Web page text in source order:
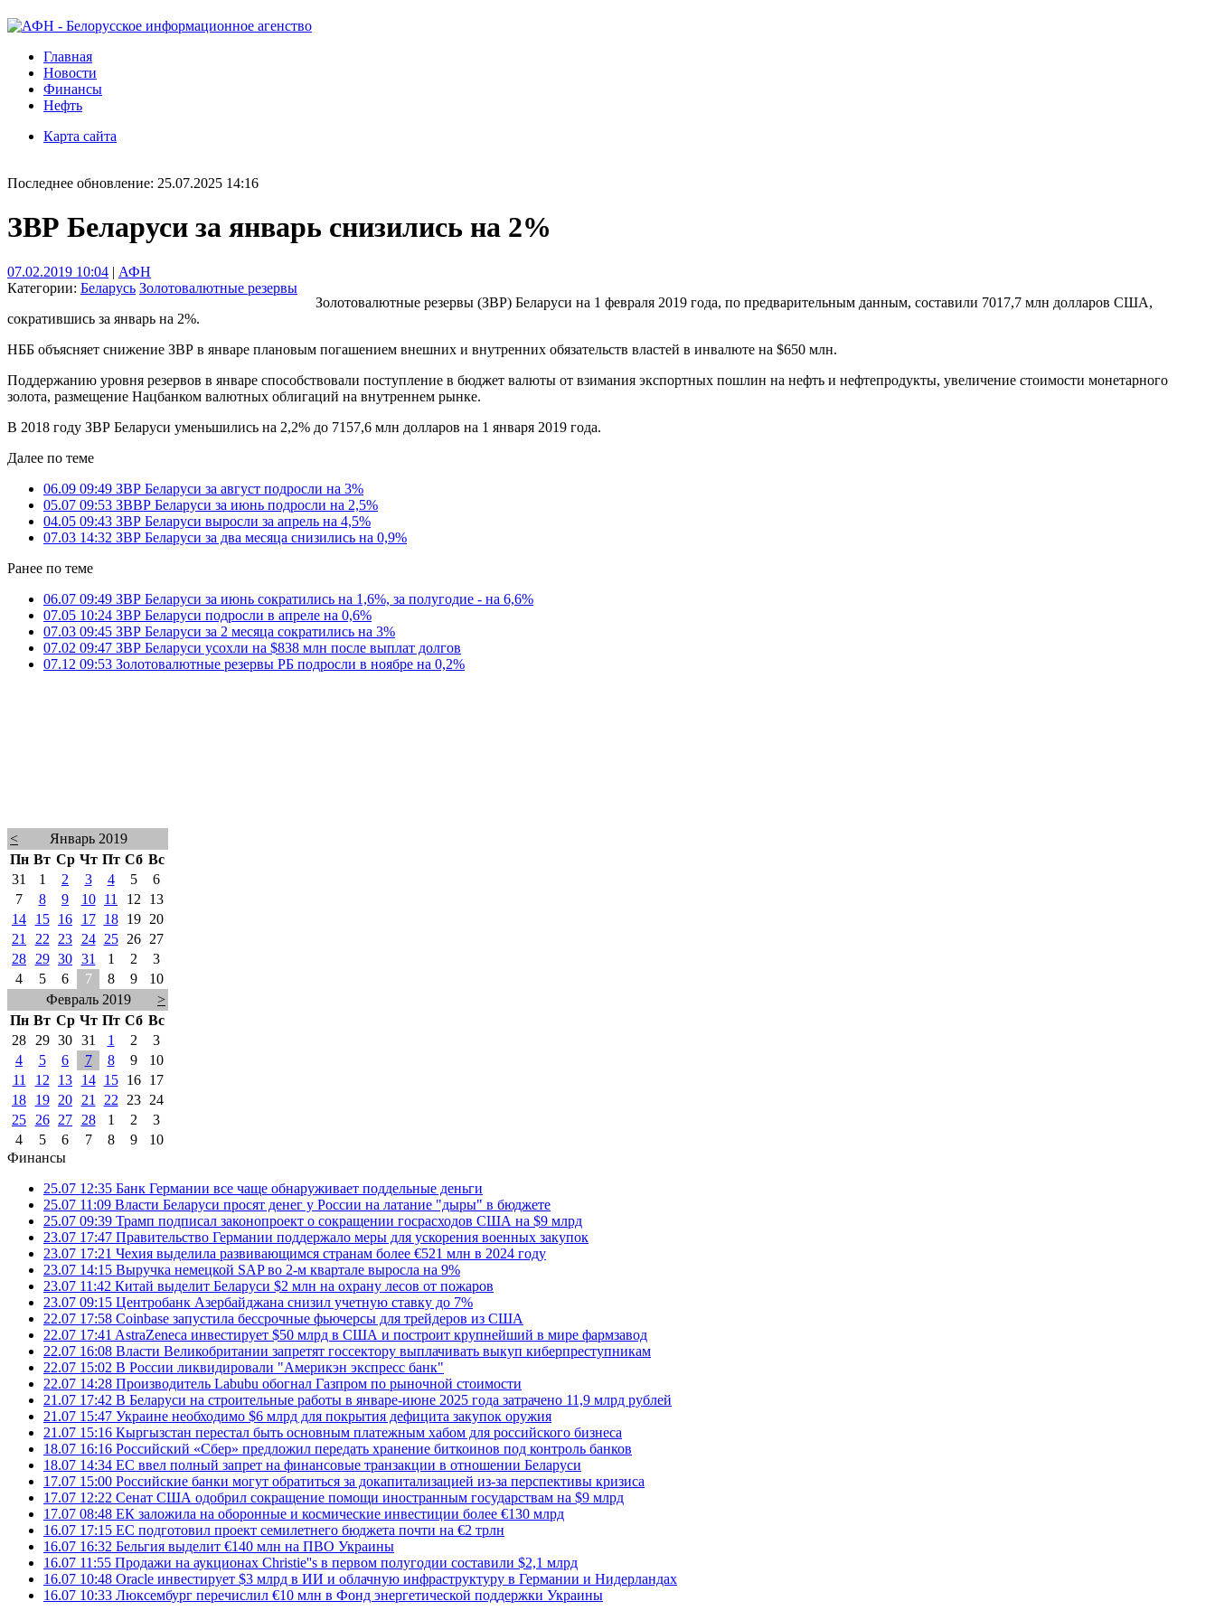
Главная
Новости
Финансы
Нефть
Карта сайта
Последнее обновление: 25.07.2025 14:16
ЗВР Беларуси за январь снизились на 2%
07.02.2019 10:04 | АФН
Категории: Беларусь Золотовалютные резервы
Золотовалютные резервы (ЗВР) Беларуси на 1 февраля 2019 года, по предварительным данным, составили 7017,7 млн долларов США,
сократившись за январь на 2%.
НББ объясняет снижение ЗВР в январе плановым погашением внешних и внутренних обязательств властей в инвалюте на $650 млн.
Поддержанию уровня резервов в январе способствовали поступление в бюджет валюты от взимания экспортных пошлин на нефть и нефтепродукты, увеличение стоимости монетарного
золота, размещение Нацбанком валютных облигаций на внутреннем рынке.
В 2018 году ЗВР Беларуси уменьшились на 2,2% до 7157,6 млн долларов на 1 января 2019 года.
Далее по теме
06.09 09:49 ЗВР Беларуси за август подросли на 3%
05.07 09:53 ЗВВР Беларуси за июнь подросли на 2,5%
04.05 09:43 ЗВР Беларуси выросли за апрель на 4,5%
07.03 14:32 ЗВР Беларуси за два месяца снизились на 0,9%
Ранее по теме
06.07 09:49 ЗВР Беларуси за июнь сократились на 1,6%, за полугодие - на 6,6%
07.05 10:24 ЗВР Беларуси подросли в апреле на 0,6%
07.03 09:45 ЗВР Беларуси за 2 месяца сократились на 3%
07.02 09:47 ЗВР Беларуси усохли на $838 млн после выплат долгов
07.12 09:53 Золотовалютные резервы РБ подросли в ноябре на 0,2%
<
Январь 2019
Пн Вт Ср Чт Пт Сб Вс
31
1 2 3 4 5
6
7
8 9 10 11 12
13
14
15 16 17 18 19
20
21
22 23 24 25 26
27
28
29 30 31 1 2
3
4
5 6 7 8 9
10
Февраль 2019
>
Пн Вт Ср Чт Пт Сб Вс
28
29 30 31 1 2
3
4
5 6 7 8 9
10
11
12 13 14 15 16
17
18
19 20 21 22 23
24
25
26 27 28 1 2
3
4
5 6 7 8 9
10
Финансы
25.07 12:35 Банк Германии все чаще обнаруживает поддельные деньги
25.07 11:09 Власти Беларуси просят денег у России на латание "дыры" в бюджете
25.07 09:39 Трамп подписал законопроект о сокращении госрасходов США на $9 млрд
23.07 17:47 Правительство Германии поддержало меры для ускорения военных закупок
23.07 17:21 Чехия выделила развивающимся странам более €521 млн в 2024 году
23.07 14:15 Выручка немецкой SAP во 2-м квартале выросла на 9%
23.07 11:42 Китай выделит Беларуси $2 млн на охрану лесов от пожаров
23.07 09:15 Центробанк Азербайджана снизил учетную ставку до 7%
22.07 17:58 Coinbase запустила бессрочные фьючерсы для трейдеров из США
22.07 17:41 AstraZeneca инвестирует $50 млрд в США и построит крупнейший в мире фармзавод
22.07 16:08 Власти Великобритании запретят госсектору выплачивать выкуп киберпреступникам
22.07 15:02 В России ликвидировали "Америкэн экспресс банк"
22.07 14:28 Производитель Labubu обогнал Газпром по рыночной стоимости
21.07 17:42 В Беларуси на строительные работы в январе-июне 2025 года затрачено 11,9 млрд рублей
21.07 15:47 Украине необходимо $6 млрд для покрытия дефицита закупок оружия
21.07 15:16 Кыргызстан перестал быть основным платежным хабом для российского бизнеса
18.07 16:16 Российский «Сбер» предложил передать хранение биткоинов под контроль банков
18.07 14:34 ЕС ввел полный запрет на финансовые транзакции в отношении Беларуси
17.07 15:00 Российские банки могут обратиться за докапитализацией из-за перспективы кризиса
17.07 12:22 Сенат США одобрил сокращение помощи иностранным государствам на $9 млрд
17.07 08:48 ЕК заложила на оборонные и космические инвестиции более €130 млрд
16.07 17:15 ЕС подготовил проект семилетнего бюджета почти на €2 трлн
16.07 16:32 Бельгия выделит €140 млн на ПВО Украины
16.07 11:55 Продажи на аукционах Christie''s в первом полугодии составили $2,1 млрд
16.07 10:48 Oracle инвестирует $3 млрд в ИИ и облачную инфраструктуру в Германии и Нидерландах
16.07 10:33 Люксембург перечислил €10 млн в Фонд энергетической поддержки Украины